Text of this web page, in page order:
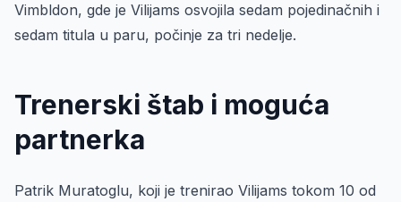
Vimbldon, gde je Vilijams osvojila sedam pojedinačnih i
sedam titula u paru, počinje za tri nedelje.
Trenerski štab i moguća
partnerka
Patrik Muratoglu, koji je trenirao Vilijams tokom 10 od